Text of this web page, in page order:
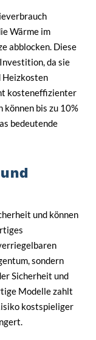
Wärme im
abblocken. Diese
da sie
Heizkosten
kosteneffizienter
können bis zu 10%
bedeutende
und können
sondern
Sicherheit und
Modelle zahlt
kostspieliger